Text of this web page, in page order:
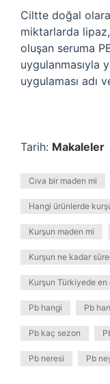
Ciltte doğal
miktarlarda
oluşan seruma
uygulanmasıyla
uygulaması adı
Tarih: Makaleler
Cıva bir maden mi
Hangi ürünlerde
Kurşun maden mi
Kurşun ne kadar
Kurşun Türkiyede
Pb hangi Pb
Pb kaç sezon
Pb neresi Pb